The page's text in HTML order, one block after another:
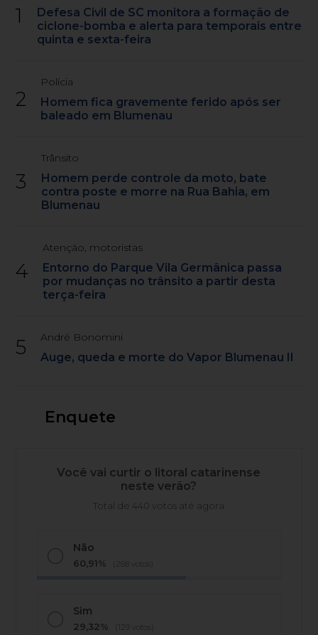
1
Defesa Civil de SC monitora a formação de
ciclone-bomba e alerta para temporais entre
quinta e sexta-feira
2
Polícia
Homem fica gravemente ferido após ser
baleado em Blumenau
3
Trânsito
Homem perde controle da moto, bate
contra poste e morre na Rua Bahia, em
Blumenau
4
Atenção, motoristas
Entorno do Parque Vila Germânica passa
por mudanças no trânsito a partir desta
terça-feira
5 André Bonomini
Auge, queda e morte do Vapor Blumenau II
Enquete
Você vai curtir o litoral catarinense
neste verão?
Total de 440 votos até agora
Não
60,91% (268 votos)
Sim
29,32% (129 votos)